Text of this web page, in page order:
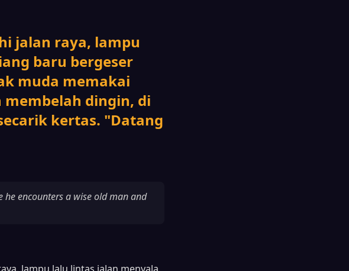
jalan raya, lampu
baru bergeser
muda memakai
dingin, di
kertas. "Datang
he encounters a wise old man and